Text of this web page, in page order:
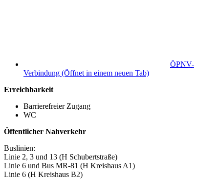
ÖPNV-
Verbindung (Öffnet in einem neuen Tab)
Erreichbarkeit
Barrierefreier Zugang
WC
Öffentlicher Nahverkehr
Buslinien:
Linie 2, 3 und 13 (H Schubertstraße)
Linie 6 und Bus MR-81 (H Kreishaus A1)
Linie 6 (H Kreishaus B2)